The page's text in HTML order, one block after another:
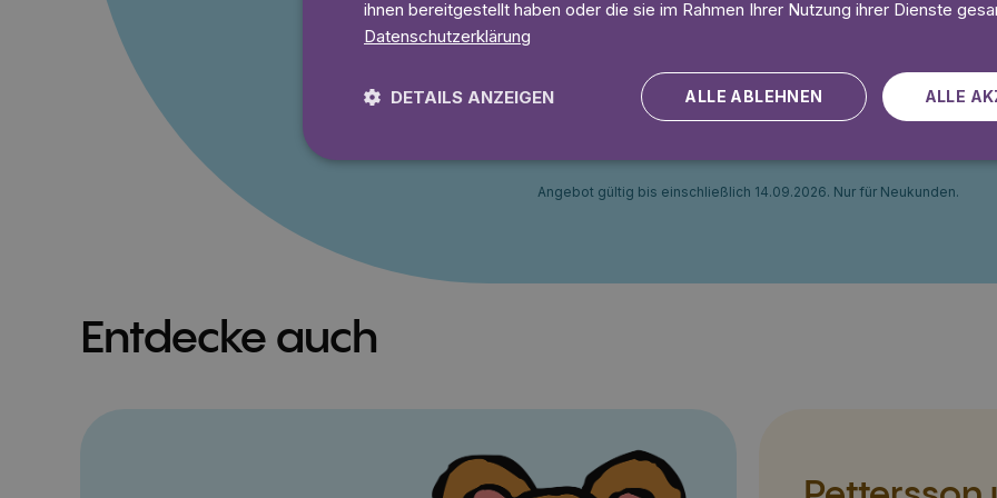
Ohne Mindestlaufzeit
Ohne Mindestlaufzeit
Lies 7
Angebot gültig bis einschließlich 14.09.2026. Nur für Neukunden.
Entdecke auch
ihnen bereitgestellt haben oder die sie im Rahmen Ihrer Nutzung ihrer Dienste
Datenschutzerklärung
ALLE
ALLE ABLEHNEN
DETAILS ANZEIGEN